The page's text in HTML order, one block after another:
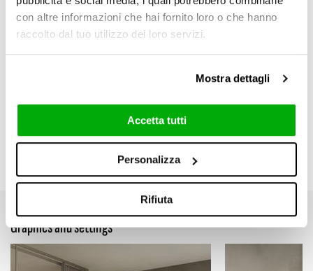
con altre informazioni che hai fornito loro o che hanno
raccolto dal tuo utilizzo dei loro servizi.
Mostra dettagli
Accetta tutti
Personalizza
Rifiuta
120x278 cm 120x120 cm
47.24" x 47.24"
60x120 cm
23.62" x 47.24"
Graphics and settings